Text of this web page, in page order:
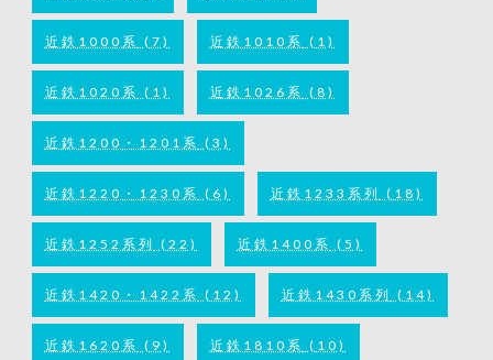
近鉄1000系 (7) 近鉄1010系 (1)
近鉄1020系 (1) 近鉄1026系 (8)
近鉄1200・1201系 (3)
近鉄1220・1230系 (6) 近鉄1233系列 (18)
近鉄1252系列 (22) 近鉄1400系 (5)
近鉄1420・1422系 (12) 近鉄1430系列 (14)
近鉄1620系 (9) 近鉄1810系 (10)